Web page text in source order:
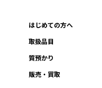
はじめての方へ
取扱品目
質預かり
販売・買取